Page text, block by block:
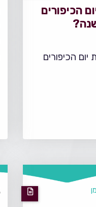
הכיפורים
יום הכיפורים